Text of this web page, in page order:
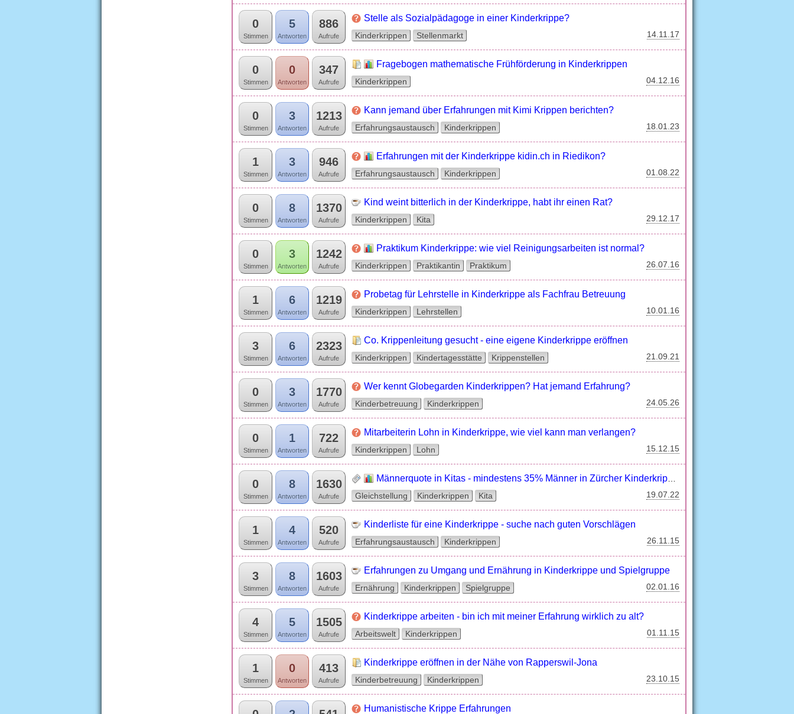
0
Stimmen
5
Antworten
886
Aufrufe
Stelle als Sozialpädagoge in einer Kinderkrippe?
Kinderkrippen Stellenmarkt 14.11.17
0
Stimmen
0
Antworten
347
Aufrufe
Fragebogen mathematische Frühförderung in Kinderkrippen
Kinderkrippen 04.12.16
0
Stimmen
3
Antworten
1213
Aufrufe
Kann jemand über Erfahrungen mit Kimi Krippen berichten?
Erfahrungsaustausch Kinderkrippen 18.01.23
1
Stimmen
3
Antworten
946
Aufrufe
Erfahrungen mit der Kinderkrippe kidin.ch in Riedikon?
Erfahrungsaustausch Kinderkrippen 01.08.22
0
Stimmen
8
Antworten
1370
Aufrufe
Kind weint bitterlich in der Kinderkrippe, habt ihr einen Rat?
Kinderkrippen Kita 29.12.17
0
Stimmen
3
Antworten
1242
Aufrufe
Praktikum Kinderkrippe: wie viel Reinigungsarbeiten ist normal?
Kinderkrippen Praktikantin Praktikum 26.07.16
1
Stimmen
6
Antworten
1219
Aufrufe
Probetag für Lehrstelle in Kinderkrippe als Fachfrau Betreuung
Kinderkrippen Lehrstellen 10.01.16
3
Stimmen
6
Antworten
2323
Aufrufe
Co. Krippenleitung gesucht - eine eigene Kinderkrippe eröffnen
Kinderkrippen Kindertagesstätte Krippenstellen 21.09.21
0
Stimmen
3
Antworten
1770
Aufrufe
Wer kennt Globegarden Kinderkrippen? Hat jemand Erfahrung?
Kinderbetreuung Kinderkrippen 24.05.26
0
Stimmen
1
Antworten
722
Aufrufe
Mitarbeiterin Lohn in Kinderkrippe, wie viel kann man verlangen?
Kinderkrippen Lohn 15.12.15
0
Stimmen
8
Antworten
1630
Aufrufe
Männerquote in Kitas - mindestens 35% Männer in Zürcher Kinderkrippen
Gleichstellung Kinderkrippen Kita 19.07.22
1
Stimmen
4
Antworten
520
Aufrufe
Kinderliste für eine Kinderkrippe - suche nach guten Vorschlägen
Erfahrungsaustausch Kinderkrippen 26.11.15
3
Stimmen
8
Antworten
1603
Aufrufe
Erfahrungen zu Umgang und Ernährung in Kinderkrippe und Spielgruppe
Ernährung Kinderkrippen Spielgruppe 02.01.16
4
Stimmen
5
Antworten
1505
Aufrufe
Kinderkrippe arbeiten - bin ich mit meiner Erfahrung wirklich zu alt?
Arbeitswelt Kinderkrippen 01.11.15
1
Stimmen
0
Antworten
413
Aufrufe
Kinderkrippe eröffnen in der Nähe von Rapperswil-Jona
Kinderbetreuung Kinderkrippen 23.10.15
Humanistische Krippe Erfahrungen